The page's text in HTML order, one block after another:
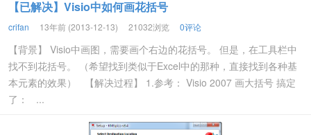
【已解决】Visio中如何画花括号
crifan 13年前 (2013-12-13) 21032浏览 0评论
【背景】 Visio中画图，需要画个右边的花括号。 但是，在工具栏中
找不到花括号。 （希望找到类似于Excel中的那种，直接找到各种基
本元素的效果） 【解决过程】 1.参考： Visio 2007 画大括号 搞定
了： ...